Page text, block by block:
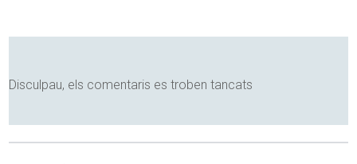
Disculpau, els comentaris es troben tancats